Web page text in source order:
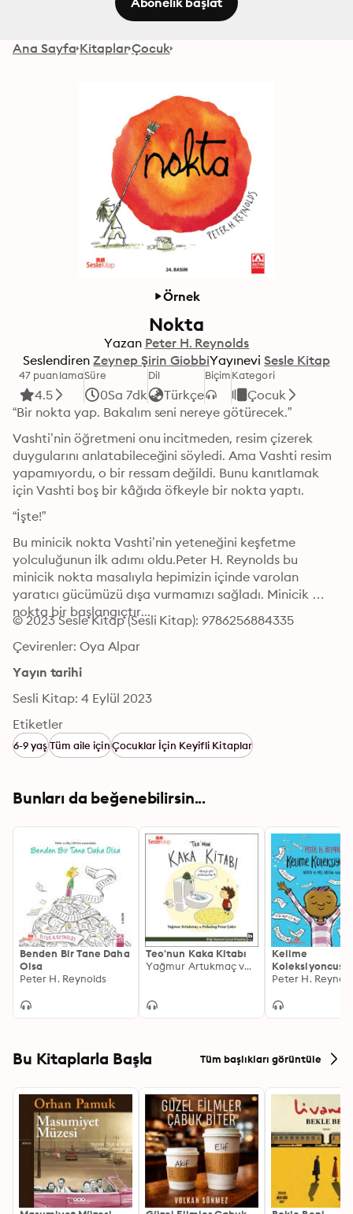
Ana Sayfa Kitaplar Çocuk
Örnek
Nokta
Yazan Peter H. Reynolds
Seslendiren Zeynep Şirin GiobbiYayınevi Sesle Kitap
47 puanlama
4.5
Süre
0Sa 7dk
Dil
Türkçe
BiçimKategori
Çocuk
“Bir nokta yap. Bakalım seni nereye götürecek.”
Vashti’nin öğretmeni onu incitmeden, resim çizerek
duygularını anlatabileceğini söyledi. Ama Vashti resim
yapamıyordu, o bir ressam değildi. Bunu kanıtlamak
için Vashti boş bir kâğıda öfkeyle bir nokta yaptı.
“İşte!”
Bu minicik nokta Vashti’nin yeteneğini keşfetme
yolculuğunun ilk adımı oldu.Peter H. Reynolds bu
minicik nokta masalıyla hepimizin içinde varolan
yaratıcı gücümüzü dışa vurmamızı sağladı. Minicik
nokta bir başlangıçtır...
© 2023 Sesle Kitap (Sesli Kitap): 9786256884335
Çevirenler: Oya Alpar
Yayın tarihi
Sesli Kitap: 4 Eylül 2023
Etiketler
6-9 yaşTüm aile içinÇocuklar İçin Keyifli Kitaplar
Bunları da beğenebilirsin...
Benden Bir Tane Daha
Olsa
Peter H. Reynolds
Teo'nun Kaka Kitabı
Yağmur Artukmaç ve Psikolog Pınar Çakır Aksu
Kelime
Koleksiyoncusu
Peter H.
Bu Kitaplarla Başla Tüm başlıkları görüntüle